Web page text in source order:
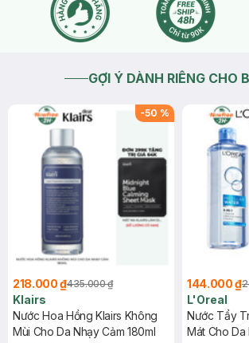
GỢI Ý DÀNH RIÊNG CHO
-50 %
218.000 ₫435.000 ₫
Klairs
Nước Hoa Hồng Klairs Không
Mùi Cho Da Nhạy Cảm 180ml
144.000 ₫
L'Oreal
Nước Tẩy
Mát Cho Da